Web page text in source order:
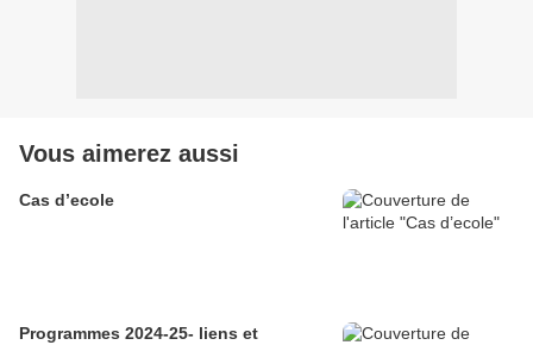
Vous aimerez aussi
Cas d’ecole
Programmes 2024-25- liens et